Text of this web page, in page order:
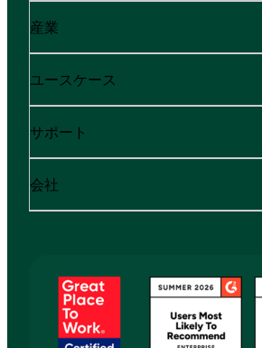
産業
ユースケース
サポート
会社